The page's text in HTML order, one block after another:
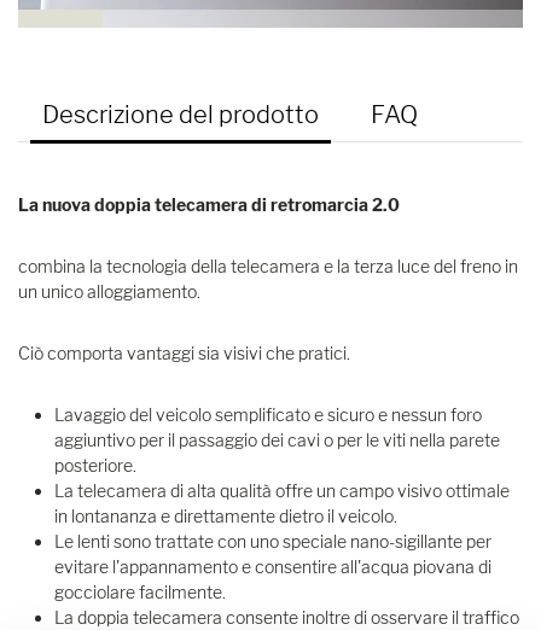
Descrizione del prodotto FAQ
La nuova doppia telecamera di retromarcia 2.0
combina la tecnologia della telecamera e la terza luce del freno in
un unico alloggiamento.
Ciò comporta vantaggi sia visivi che pratici.
Lavaggio del veicolo semplificato e sicuro e nessun foro
aggiuntivo per il passaggio dei cavi o per le viti nella parete
posteriore.
La telecamera di alta qualità offre un campo visivo ottimale
in lontananza e direttamente dietro il veicolo.
Le lenti sono trattate con uno speciale nano-sigillante per
evitare l'appannamento e consentire all'acqua piovana di
gocciolare facilmente.
La doppia telecamera consente inoltre di osservare il traffico